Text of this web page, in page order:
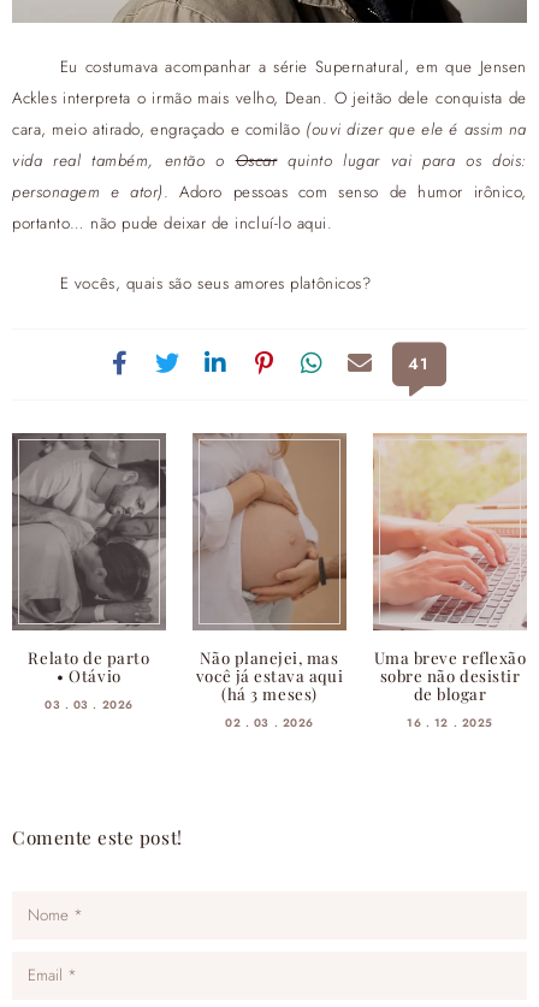
Eu costumava acompanhar a série Supernatural, em que Jensen
Ackles interpreta o irmão mais velho, Dean. O jeitão dele conquista de
cara, meio atirado, engraçado e comilão (ouvi dizer que ele é assim na
vida real também, então oOscarquinto lugar vai para os dois:
personagem e ator). Adoro pessoas com senso de humor irônico,
portanto… não pude deixar de incluí-lo aqui.
E vocês, quais são seus amores platônicos?
41
Relato de parto
• Otávio
03 . 03 . 2026
Não planejei, mas
você já estava aqui
(há 3 meses)
02 . 03 . 2026
Uma breve reflexão
sobre não desistir
de blogar
16 . 12 . 2025
Comente este post!